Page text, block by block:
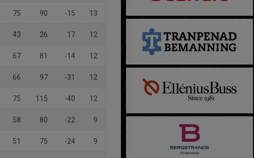
75 90 -15 13
43 26 17 12
67 81 -14 12
66 97 -31 12
75 115 -40 12
58 80 -22 9
51 75 -24 9